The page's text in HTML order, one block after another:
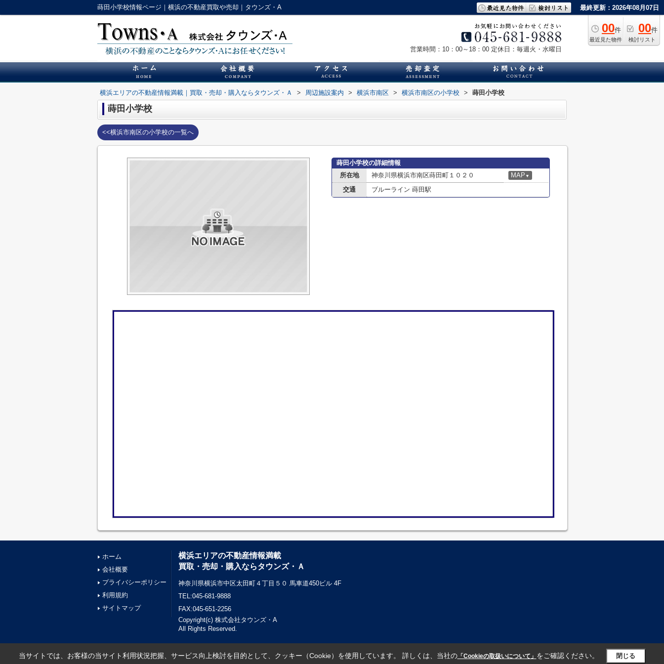
蒔田小学校情報ページ｜横浜の不動産買取や売却｜タウンズ・A 最終更新：2026年08月07日
00件
最近見た物件
00件
検討リスト
営業時間：10：00～18：00 定休日：毎週火・水曜日
横浜エリアの不動産情報満載｜買取・売却・購入ならタウンズ・Ａ > 周辺施設案内 > 横浜市南区 > 横浜市南区の小学校 > 蒔田小学校
蒔田小学校
<<横浜市南区の小学校の一覧へ
蒔田小学校の詳細情報
所在地
神奈川県横浜市南区蒔田町１０２０ MAP ▼
交通 ブルーライン 蒔田駅
ホーム
会社概要
プライバシーポリシー
利用規約
サイトマップ
横浜エリアの不動産情報満載
買取・売却・購入ならタウンズ・Ａ
神奈川県横浜市中区太田町４丁目５０ 馬車道450ビル 4F
TEL:045-681-9888
FAX:045-651-2256
Copyright(c) 株式会社タウンズ・A
All Rights Reserved.
当サイトでは、お客様の当サイト利用状況把握、サービス向上検討を目的として、クッキー（Cookie）を使用しています。 詳しくは、当社の「Cookieの取扱いについて」 をご確認ください。 閉じる